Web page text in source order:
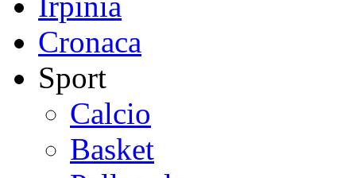
Cronaca
Sport
Calcio
Basket